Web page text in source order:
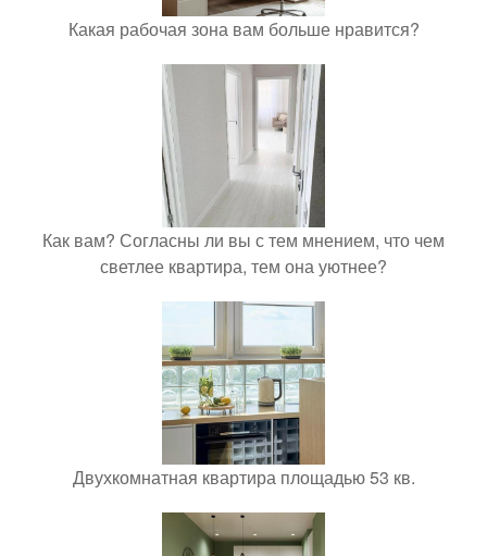
Какая рабочая зона вам больше нравится?
Как вам? Согласны ли вы с тем мнением, что чем
светлее квартира, тем она уютнее?
Двухкомнатная квартира площадью 53 кв.